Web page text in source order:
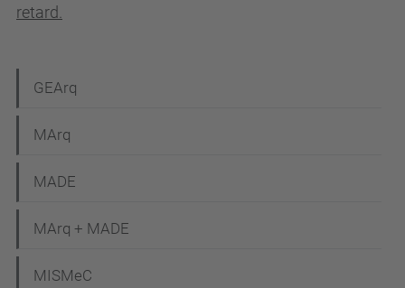
retard.
a
v
g
a
GEArq
MArq
MADE
MArq + MADE
MISMeC